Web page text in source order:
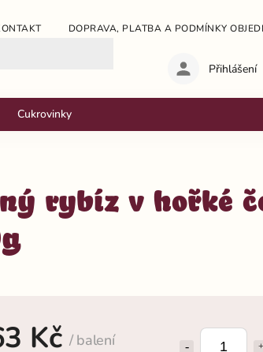
DOPRAVA, PLATBA A PODMÍNKY
Přihlášení
Cukrovinky
Kč / balení
rybíz v hořké